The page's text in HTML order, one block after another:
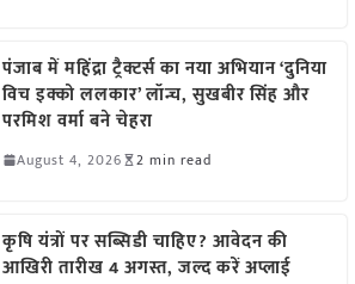
पंजाब में महिंद्रा ट्रैक्टर्स का नया अभियान ‘दुनिया
विच इक्को ललकार’ लॉन्च, सुखबीर सिंह और
परमिश वर्मा बने चेहरा
August 4, 2026 2 min read
कृषि यंत्रों पर सब्सिडी चाहिए? आवेदन की
आखिरी तारीख 4 अगस्त, जल्द करें अप्लाई